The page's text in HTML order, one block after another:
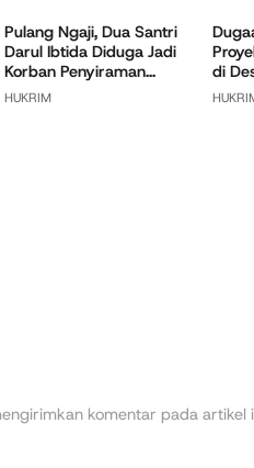
Pulang Ngaji, Dua Santri
Darul Ibtida Diduga Jadi
Korban Penyiraman...
HUKRIM
di
komentar pada artikel